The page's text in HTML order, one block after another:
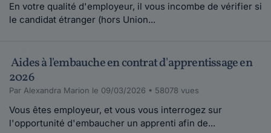
En votre qualité d'employeur, il vous incombe de vérifier si
le candidat étranger (hors Union...
Aides à l'embauche en contrat d'apprentissage en
2026
Par Alexandra Marion le 09/03/2026 • 58078 vues
Vous êtes employeur, et vous vous interrogez sur
l'opportunité d'embaucher un apprenti afin de...